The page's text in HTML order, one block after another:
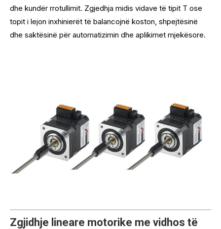
dhe kundër rrotullimit. Zgjedhja midis vidave të tipit T ose
topit i lejon inxhinierët të balancojnë koston, shpejtësinë
dhe saktësinë për automatizimin dhe aplikimet mjekësore.
Zgjidhje lineare motorike me vidhos të